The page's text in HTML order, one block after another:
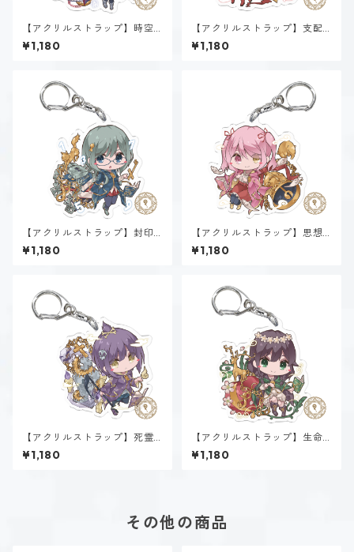
【アクリルストラップ】時空
間魔法α~Spatiotemporal~
¥1,180
【アクリルストラップ】支配
魔法α~Dominion~
¥1,180
【アクリルストラップ】封印
魔法α~Sealing~
¥1,180
【アクリルストラップ】思想
魔法α~Psyche~
¥1,180
【アクリルストラップ】死霊
魔法α~Necromancy~
¥1,180
【アクリルストラップ】生命
魔法β~Vitality~
¥1,180
その他の商品